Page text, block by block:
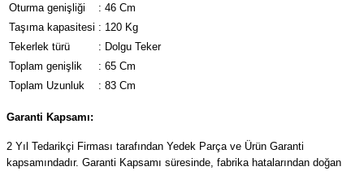
Oturma genişliği : 46 Cm
Taşıma kapasitesi : 120 Kg
Tekerlek türü
: Dolgu Teker
Toplam genişlik
: 65 Cm
Toplam Uzunluk
: 83 Cm
Garanti Kapsamı:
2 Yıl Tedarikçi Firması tarafından Yedek Parça ve Ürün Garanti
kapsamındadır. Garanti Kapsamı süresinde, fabrika hatalarından doğan